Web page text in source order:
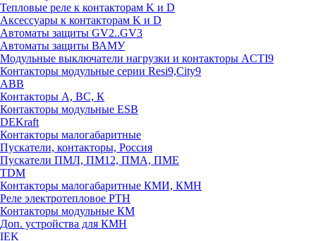
Тепловые реле к контакторам K и D
Аксессуары к контакторам K и D
Автоматы защиты GV2..GV3
Автоматы защиты ВАМУ
Модульные выключатели нагрузки и контакторы ACTI9
Контакторы модульные серии Resi9,City9
ABB
Контакторы А, ВС, К
Контакторы модульные ESB
DEKraft
Контакторы малогабаритные
Пускатели, контакторы, Россия
Пускатели ПМЛ, ПМ12, ПМА, ПМЕ
TDM
Контакторы малогабаритные КМИ, КМН
Реле электротепловое РТН
Контакторы модульные КМ
Доп. устройства для КМН
IEK